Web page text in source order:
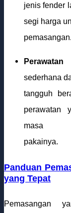
jenis fender
segi harga
pemasangan.
sederhana
tangguh
perawatan
masa
pakainya.
Panduan
yang Tepat
Pemasangan